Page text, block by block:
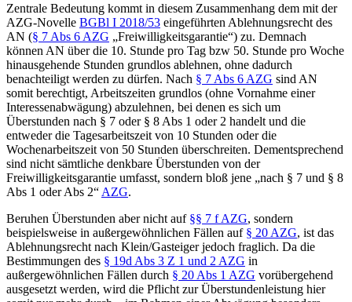
Zentrale Bedeutung kommt in diesem Zusammenhang dem mit der
AZG-Novelle BGBl I 2018/53 eingeführten Ablehnungsrecht des
AN (§ 7 Abs 6 AZG „Freiwilligkeitsgarantie“) zu. Demnach
können AN über die 10. Stunde pro Tag bzw 50. Stunde pro Woche
hinausgehende Stunden grundlos ablehnen, ohne dadurch
benachteiligt werden zu dürfen. Nach § 7 Abs 6 AZG sind AN
somit berechtigt, Arbeitszeiten grundlos (ohne Vornahme einer
Interessenabwägung) abzulehnen, bei denen es sich um
Überstunden nach § 7 oder § 8 Abs 1 oder 2 handelt und die
entweder die Tagesarbeitszeit von 10 Stunden oder die
Wochenarbeitszeit von 50 Stunden überschreiten. Dementsprechend
sind nicht sämtliche denkbare Überstunden von der
Freiwilligkeitsgarantie umfasst, sondern bloß jene „nach § 7 und § 8
Abs 1 oder Abs 2“ AZG.
Beruhen Überstunden aber nicht auf §§ 7 f AZG, sondern
beispielsweise in außergewöhnlichen Fällen auf § 20 AZG, ist das
Ablehnungsrecht nach Klein/Gasteigerjedoch fraglich. Da die
Bestimmungen des § 19d Abs 3 Z 1 und 2 AZG in
außergewöhnlichen Fällen durch § 20 Abs 1 AZG vorübergehend
ausgesetzt werden, wird die Pflicht zur Überstundenleistung hier